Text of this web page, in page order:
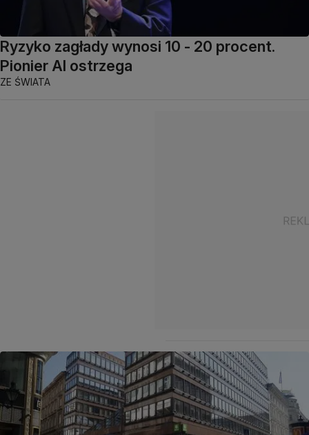
Ryzyko zagłady wynosi 10 - 20 procent.
Pionier AI ostrzega
ZE ŚWIATA